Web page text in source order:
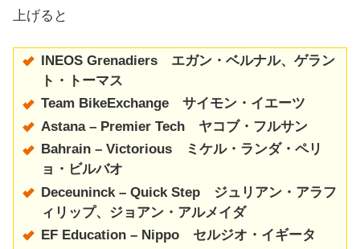
上げると
INEOS Grenadiers
エガン・ベルナル、ゲラン
ト・トーマス
Team BikeExchange サイモン・イエーツ
Astana – Premier Tech ヤコブ・フルサン
Bahrain – Victorious ミケル・ランダ・ペリ
ョ・ビルバオ
Deceuninck – Quick Step ジュリアン・アラフ
ィリップ、ジョアン・アルメイダ
EF Education – Nippo セルジオ・イギータ